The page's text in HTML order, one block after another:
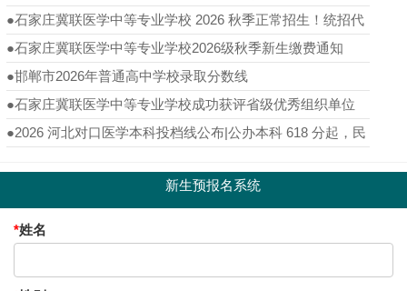
热线完整版
●石家庄冀联医学中等专业学校 2026 秋季正常招生！统招代
码 6139，医护专业名额倒计时至 8 月 20 日
●石家庄冀联医学中等专业学校2026级秋季新生缴费通知
●邯郸市2026年普通高中学校录取分数线
●石家庄冀联医学中等专业学校成功获评省级优秀组织单位
●2026 河北对口医学本科投档线公布|公办本科 618 分起，民
新生预报名系统